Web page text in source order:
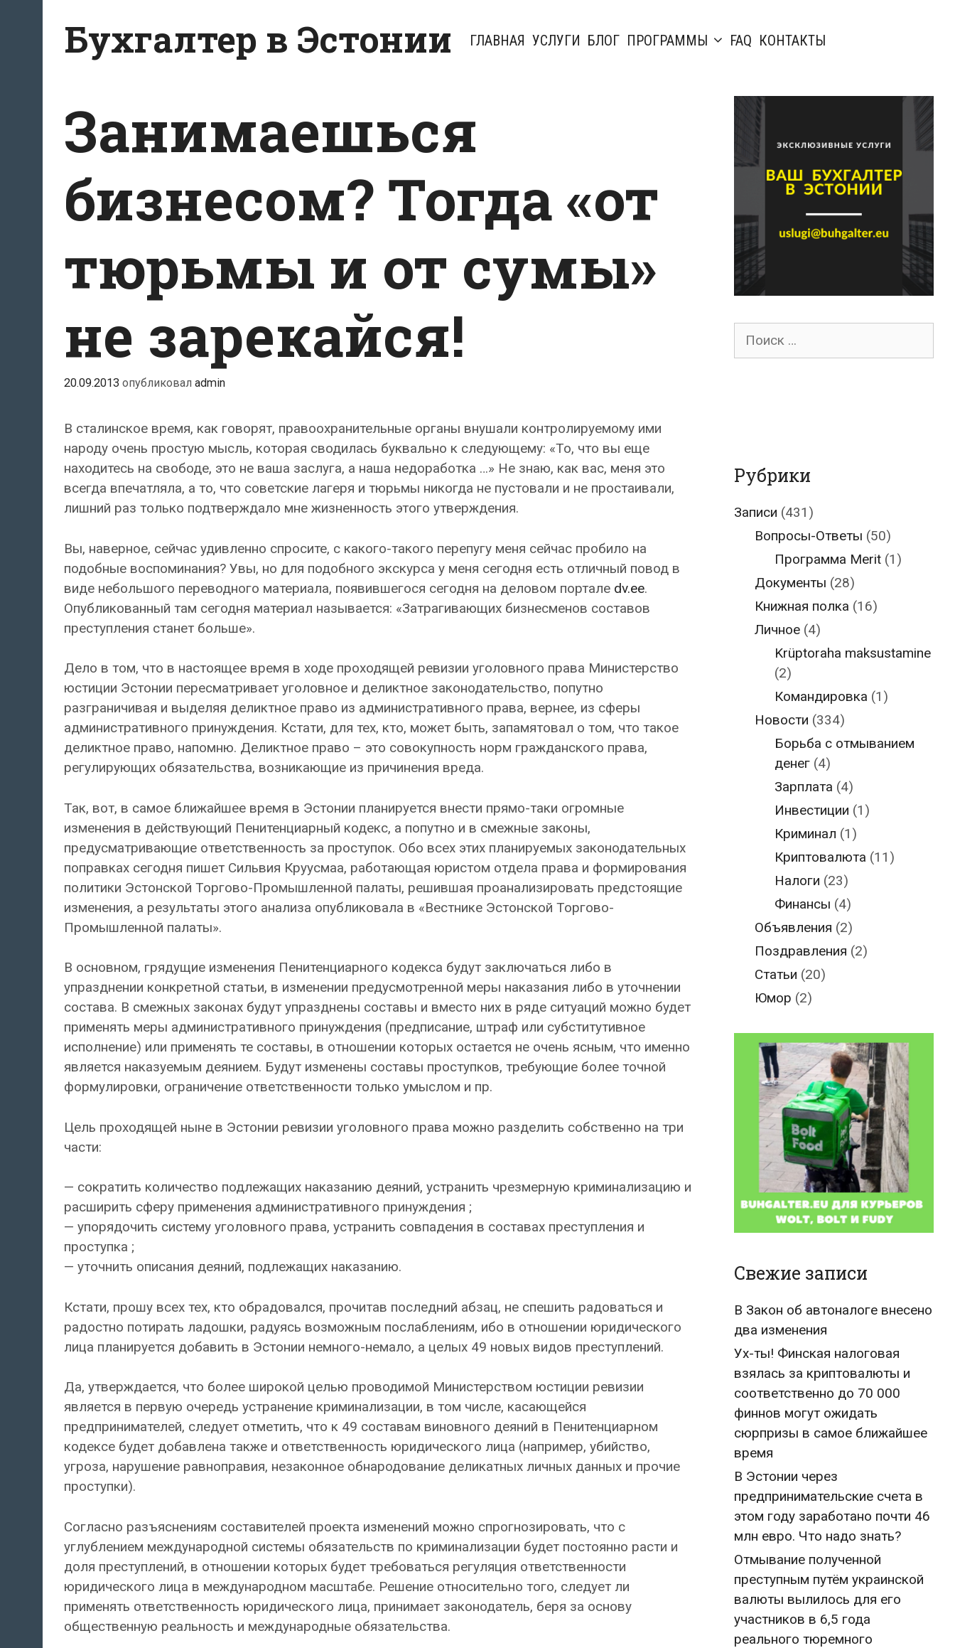
содержанию
Бухгалтер в Эстонии ГЛАВНАЯ УСЛУГИ БЛОГ ПРОГРАММЫ FAQ КОНТАКТЫ
Занимаешься
бизнесом? Тогда «от
тюрьмы и от сумы»
не зарекайся!
20.09.2013 опубликовал admin
В сталинское время, как говорят, правоохранительные органы внушали контролируемому ими
народу очень простую мысль, которая сводилась буквально к следующему: «То, что вы еще
находитесь на свободе, это не ваша заслуга, а наша недоработка …» Не знаю, как вас, меня это
всегда впечатляла, а то, что советские лагеря и тюрьмы никогда не пустовали и не простаивали,
лишний раз только подтверждало мне жизненность этого утверждения.
Вы, наверное, сейчас удивленно спросите, с какого-такого перепугу меня сейчас пробило на
подобные воспоминания? Увы, но для подобного экскурса у меня сегодня есть отличный повод в
виде небольшого переводного материала, появившегося сегодня на деловом портале dv.ee.
Опубликованный там сегодня материал называется: «Затрагивающих бизнесменов составов
преступления станет больше».
Дело в том, что в настоящее время в ходе проходящей ревизии уголовного права Министерство
юстиции Эстонии пересматривает уголовное и деликтное законодательство, попутно
разграничивая и выделяя деликтное право из административного права, вернее, из сферы
административного принуждения. Кстати, для тех, кто, может быть, запамятовал о том, что такое
деликтное право, напомню. Деликтное право – это совокупность норм гражданского права,
регулирующих обязательства, возникающие из причинения вреда.
Так, вот, в самое ближайшее время в Эстонии планируется внести прямо-таки огромные
изменения в действующий Пенитенциарный кодекс, а попутно и в смежные законы,
предусматривающие ответственность за проступок. Обо всех этих планируемых законодательных
поправках сегодня пишет Сильвия Круусмаа, работающая юристом отдела права и формирования
политики Эстонской Торгово-Промышленной палаты, решившая проанализировать предстоящие
изменения, а результаты этого анализа опубликовала в «Вестнике Эстонской Торгово-
Промышленной палаты».
В основном, грядущие изменения Пенитенциарного кодекса будут заключаться либо в
упразднении конкретной статьи, в изменении предусмотренной меры наказания либо в уточнении
состава. В смежных законах будут упразднены составы и вместо них в ряде ситуаций можно будет
применять меры административного принуждения (предписание, штраф или субститутивное
исполнение) или применять те составы, в отношении которых остается не очень ясным, что именно
является наказуемым деянием. Будут изменены составы проступков, требующие более точной
формулировки, ограничение ответственности только умыслом и пр.
Цель проходящей ныне в Эстонии ревизии уголовного права можно разделить собственно на три
части:
— сократить количество подлежащих наказанию деяний, устранить чрезмерную криминализацию и
расширить сферу применения административного принуждения ;
— упорядочить систему уголовного права, устранить совпадения в составах преступления и
проступка ;
— уточнить описания деяний, подлежащих наказанию.
Кстати, прошу всех тех, кто обрадовался, прочитав последний абзац, не спешить радоваться и
радостно потирать ладошки, радуясь возможным послаблениям, ибо в отношении юридического
лица планируется добавить в Эстонии немного-немало, а целых 49 новых видов преступлений.
Да, утверждается, что более широкой целью проводимой Министерством юстиции ревизии
является в первую очередь устранение криминализации, в том числе, касающейся
предпринимателей, следует отметить, что к 49 составам виновного деяний в Пенитенциарном
кодексе будет добавлена также и ответственность юридического лица (например, убийство,
угроза, нарушение равноправия, незаконное обнародование деликатных личных данных и прочие
проступки).
Согласно разъяснениям составителей проекта изменений можно спрогнозировать, что с
углублением международной системы обязательств по криминализации будет постоянно расти и
доля преступлений, в отношении которых будет требоваться регуляция ответственности
юридического лица в международном масштабе. Решение относительно того, следует ли
применять ответственность юридического лица, принимает законодатель, беря за основу
общественную реальность и международные обязательства.
Поиск
Рубрики
Записи (431)
Вопросы-Ответы (50)
Программа Merit (1)
Документы (28)
Книжная полка (16)
Личное(4)
Krüptoraha maksustamine
(2)
Командировка (1)
Новости (334)
Борьба с отмыванием
денег (4)
Зарплата (4)
Инвестиции (1)
Криминал (1)
Криптовалюта (11)
Налоги (23)
Финансы (4)
Объявления (2)
Поздравления (2)
Статьи (20)
Юмор (2)
Свежие записи
В Закон об автоналоге внесено
два изменения
Ух-ты! Финская налоговая
взялась за криптовалюты и
соответственно до 70 000
финнов могут ожидать
сюрпризы в самое ближайшее
время
В Эстонии через
предпринимательские счета в
этом году заработано почти 46
млн евро. Что надо знать?
Отмывание полученной
преступным путём украинской
валюты вылилось для его
участников в 6,5 года
реального тюремного